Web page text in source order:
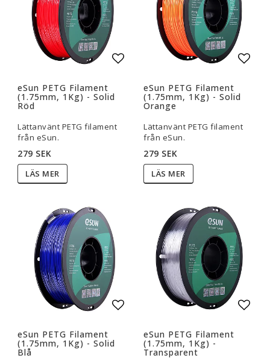
eSun PETG Filament
(1.75mm, 1Kg) - Solid
Röd
Lättanvänt PETG filament
från eSun.
279 SEK
LÄS MER
eSun PETG Filament
(1.75mm, 1Kg) - Solid
Orange
Lättanvänt PETG filament
från eSun.
279 SEK
LÄS MER
eSun PETG Filament
(1.75mm, 1Kg) - Solid
Blå
eSun PETG Filament
(1.75mm, 1Kg) -
Transparent